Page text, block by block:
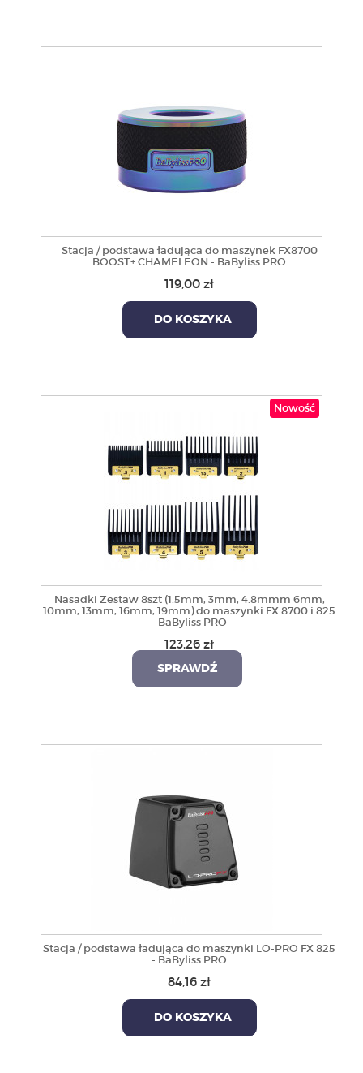
Stacja / podstawa ładująca do maszynek FX8700
BOOST+ CHAMELEON - BaByliss PRO
119,00 zł
DO KOSZYKA
Nowość
Nasadki Zestaw 8szt (1.5mm, 3mm, 4.8mmm 6mm,
10mm, 13mm, 16mm, 19mm) do maszynki FX 8700 i 825
- BaByliss PRO
123,26 zł
SPRAWDŹ
Stacja / podstawa ładująca do maszynki LO-PRO FX 825
- BaByliss PRO
84,16 zł
DO KOSZYKA